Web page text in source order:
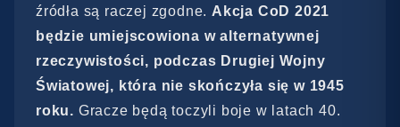
źródła są raczej zgodne. Akcja CoD 2021
będzie umiejscowiona w alternatywnej
rzeczywistości, podczas Drugiej Wojny
Światowej, która nie skończyła się w 1945
roku. Gracze będą toczyli boje w latach 40.